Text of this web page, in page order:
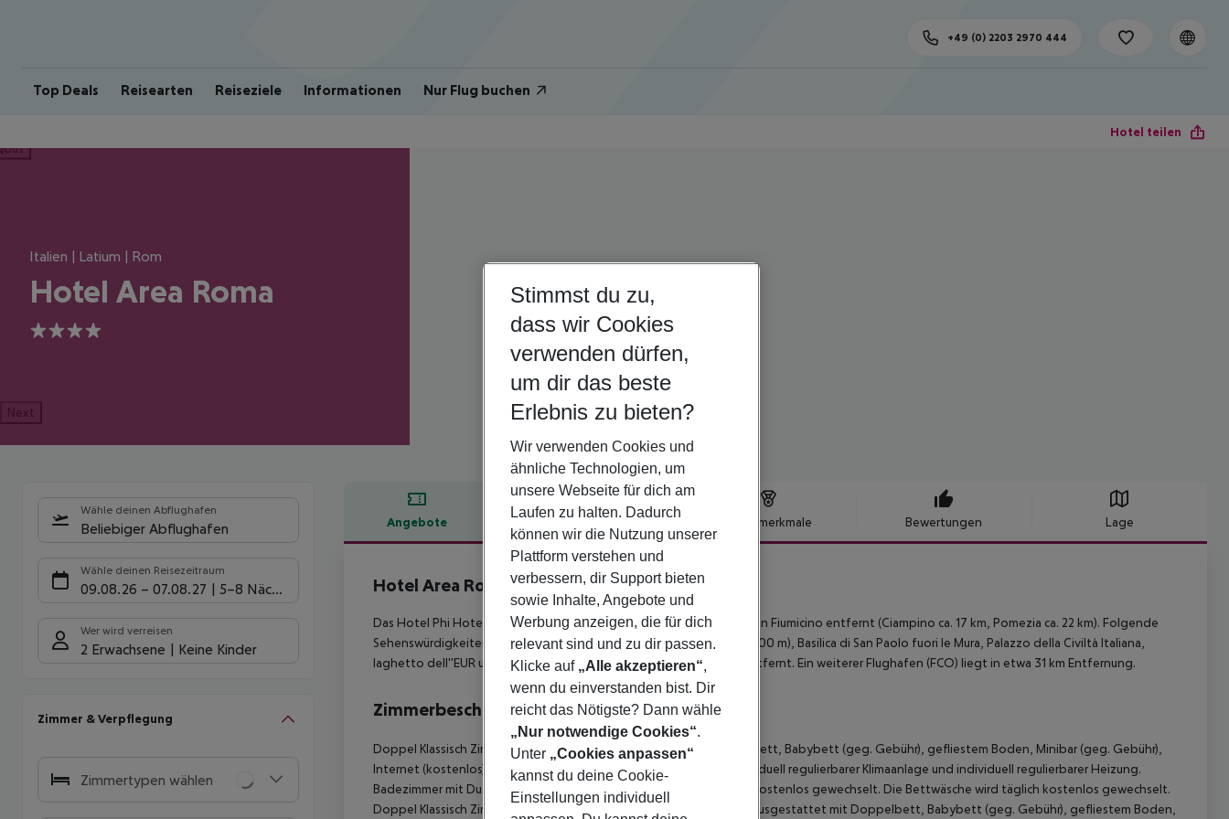
Top Deals Reisearten Reiseziele Informationen Nur Flug buchen
+49 (0) 2203 2970 444
Hotel teilen
Italien | Latium | Rom
Hotel Area Roma
4
Next
Wähle deinen Abflughafen
Beliebiger Abflughafen
Wähle deinen Reisezeitraum
09.08.26 – 07.08.27 5-8 Nächte
Wer wird verreisen
2 Erwachsene Keine Kinder
Zimmer & Verpflegung
Zimmertypen wählen
Angebote Hotelbeschreibung Hotelmerkmale Bewertungen Lage
Hotelbeschreibung
Hotel Area Roma
4
Das Hotel Phi Hotel Garden Area Roma Eur befindet sich ca. 24 km von Fiumicino entfernt (Ciampino ca. 17 km, Pomezia ca. 22 km). Folgende
Sehenswürdigkeiten sind vom Hotel aus erreichbar: Luneur Park (ca. 700 m), Basilica di San Paolo fuori le Mura, Palazzo della Civiltà Italiana,
laghetto dell''EUR und La Nuvola. Der Flughafen (CIA) ist ca. 17 km entfernt. Ein weiterer Flughafen (FCO) liegt in etwa 31 km Entfernung.
Zimmerbeschreibung
Doppel Klassisch Zimmer: Die Zimmer sind ausgestattet mit Doppelbett, Babybett (geg. Gebühr), gefliestem Boden, Minibar (geg. Gebühr),
Internet (kostenlos), Safe (kostenlos) und Flatscreen-TV sowie individuell regulierbarer Klimaanlage und individuell regulierbarer Heizung.
Badezimmer mit Dusche (Größe: 20 m²). Handtücher werden täglich kostenlos gewechselt. Die Bettwäsche wird täglich kostenlos gewechselt.
Doppel Klassisch Zimmer: Doppel Superior Zimmer: Die Zimmer sind ausgestattet mit Doppelbett, Babybett (geg. Gebühr), gefliestem Boden,
Stimmst du zu,
dass wir Cookies
verwenden dürfen,
um dir das beste
Erlebnis zu bieten?
Wir verwenden Cookies und
ähnliche Technologien, um
unsere Webseite für dich am
Laufen zu halten. Dadurch
können wir die Nutzung unserer
Plattform verstehen und
verbessern, dir Support bieten
sowie Inhalte, Angebote und
Werbung anzeigen, die für dich
relevant sind und zu dir passen.
Klicke auf „Alle akzeptieren“,
wenn du einverstanden bist. Dir
reicht das Nötigste? Dann wähle
„Nur notwendige Cookies“.
Unter „Cookies anpassen“
kannst du deine Cookie-
Einstellungen individuell